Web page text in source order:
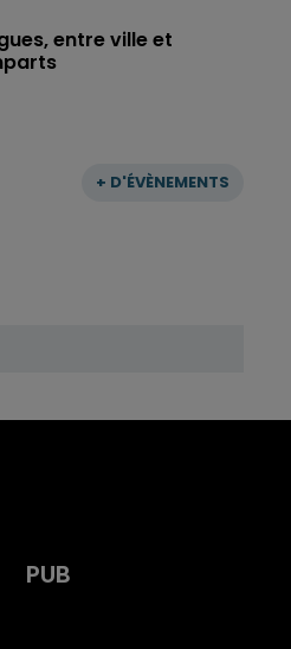
+ D'ÉVÈNEMENTS
entre ville et
PUB